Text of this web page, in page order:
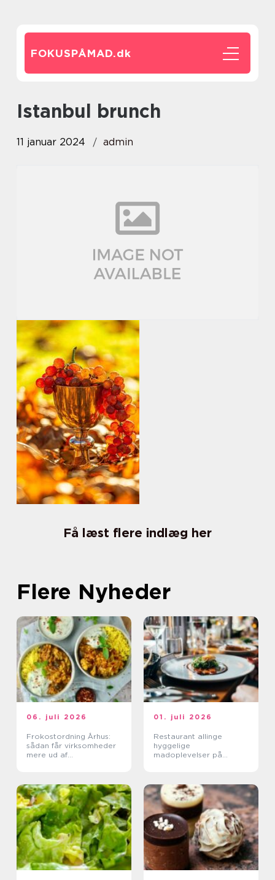
FOKUSPÅMAD.dk
istanbul brunch
11 januar 2024 admin
Få læst flere indlæg her
Flere Nyheder
06. juli 2026
Frokostordning Århus:
sådan får virksomheder
mere ud af
01. juli 2026
Restaurant allinge
hyggelige
madoplevelser på